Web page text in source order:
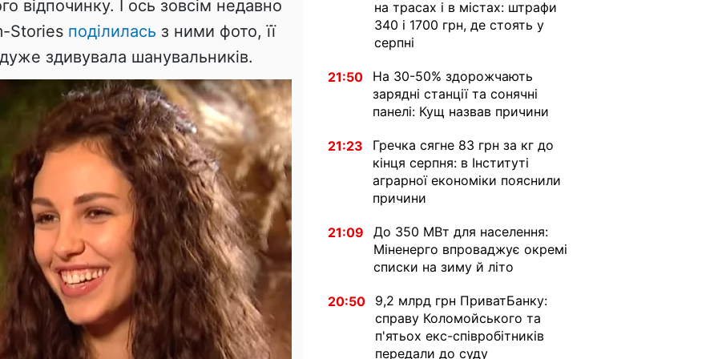
відпочинку. І ось зовсім недавно
Stories поділилась з ними фото, її
здивувала шанувальників.
на трасах і в містах: штрафи
340 і 1700 грн, де стоять у
серпні
21:50
На 30-50% здорожчають
зарядні станції та сонячні
панелі: Кущ назвав причини
21:23
Гречка сягне 83 грн за кг до
кінця серпня: в Інституті
аграрної економіки пояснили
причини
21:09
До 350 МВт для населення:
Міненерго впроваджує окремі
списки на зиму й літо
20:50
9,2 млрд грн ПриватБанку:
справу Коломойського та
п'ятьох екс-співробітників
передали до суду